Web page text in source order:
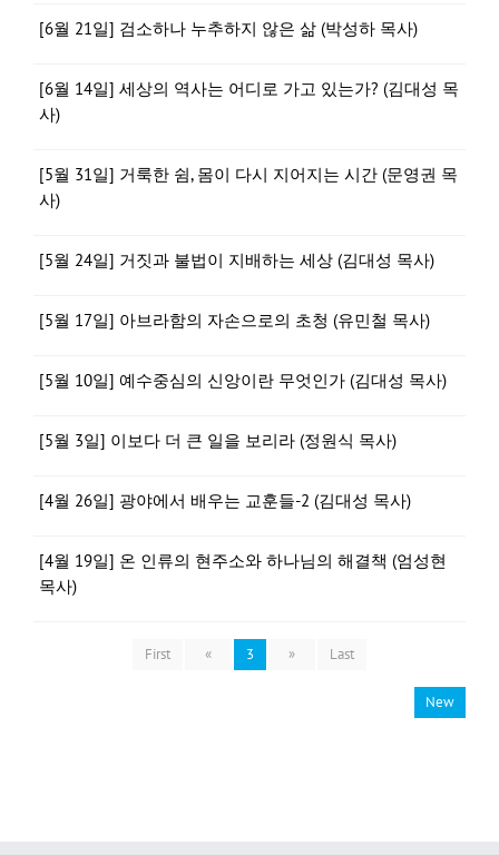
[6월 21일] 검소하나 누추하지 않은 삶 (박성하 목사)
[6월 14일] 세상의 역사는 어디로 가고 있는가? (김대성 목
사)
[5월 31일] 거룩한 쉼, 몸이 다시 지어지는 시간 (문영권 목
사)
[5월 24일] 거짓과 불법이 지배하는 세상 (김대성 목사)
[5월 17일] 아브라함의 자손으로의 초청 (유민철 목사)
[5월 10일] 예수중심의 신앙이란 무엇인가 (김대성 목사)
[5월 3일] 이보다 더 큰 일을 보리라 (정원식 목사)
[4월 26일] 광야에서 배우는 교훈들-2 (김대성 목사)
[4월 19일] 온 인류의 현주소와 하나님의 해결책 (엄성현
목사)
First « 3 » Last
New